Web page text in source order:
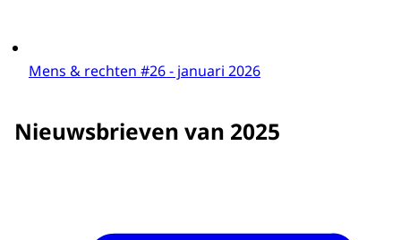
Mens & rechten #26 - januari 2026
Nieuwsbrieven van 2025